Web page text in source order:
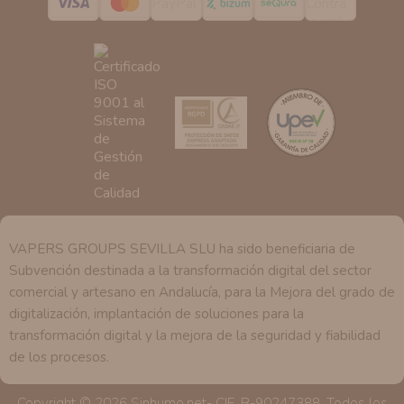
tenemos sobre usted, corregirla y eliminarla, tal y como
se explica en la información adicional disponible en
nuestra página web.
VAPERS GROUPS SEVILLA SLU ha sido beneficiaria de
Subvención destinada a la transformación digital del sector
comercial y artesano en Andalucía, para la Mejora del grado de
digitalización, implantación de soluciones para la
transformación digital y la mejora de la seguridad y fiabilidad
de los procesos.